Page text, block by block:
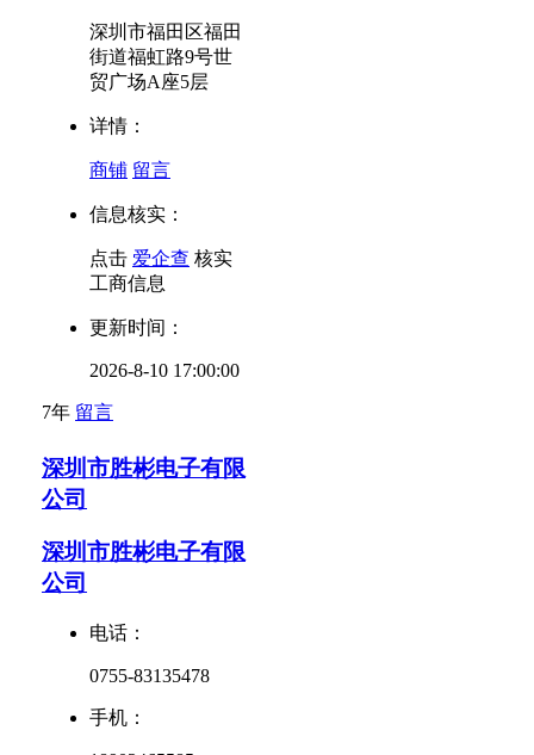
深圳市福田区福田
街道福虹路9号世
贸广场A座5层
详情：
商铺 留言
信息核实：
点击 爱企查 核实
工商信息
更新时间：
2026-8-10 17:00:00
7年 留言
深圳市胜彬电子有限
公司
深圳市胜彬电子有限
公司
电话：
0755-83135478
手机：